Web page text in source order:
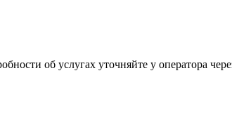
об услугах уточняйте у оператора